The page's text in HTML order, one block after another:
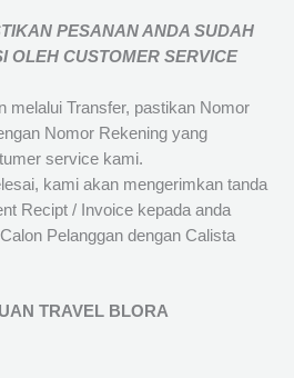
PESANAN ANDA SUDAH
OLEH CUSTOMER SERVICE
melalui Transfer, pastikan Nomor
Nomor Rekening yang
service kami.
kami akan mengerimkan tanda
Recipt / Invoice kepada anda
Pelanggan dengan Calista
TRAVEL BLORA